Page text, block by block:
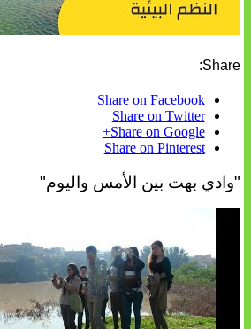
Share:
Share on Facebook
Share on Twitter
Share on Google+
Share on Pinterest
"وادي بهت بين الأمس واليوم"